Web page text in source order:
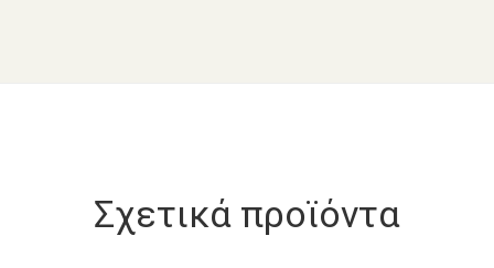
Σχετικά προϊόντα